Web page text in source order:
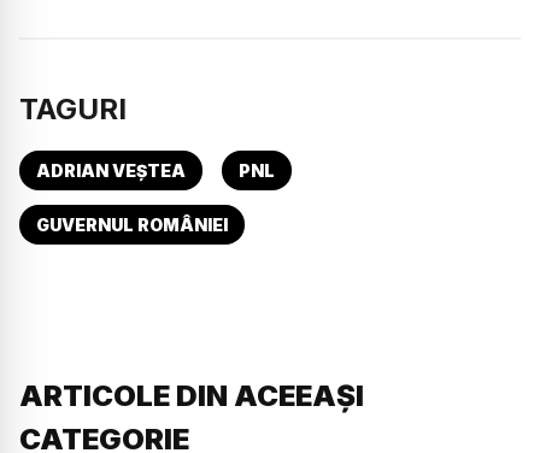
TAGURI
ADRIAN VEȘTEA PNL
GUVERNUL ROMÂNIEI
ARTICOLE DIN ACEEAȘI
CATEGORIE